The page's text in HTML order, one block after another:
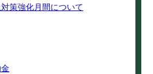
策強化月間について